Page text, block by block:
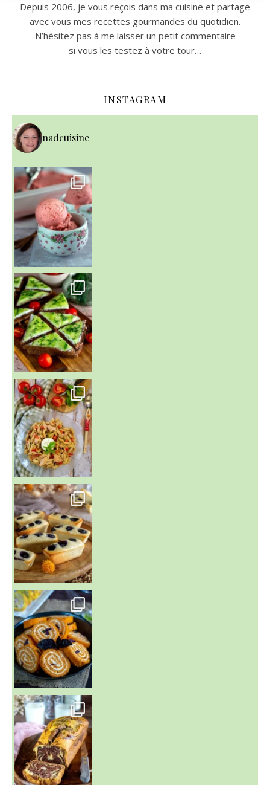
Depuis 2006, je vous reçois dans ma cuisine et partage
avec vous mes recettes gourmandes du quotidien.
N’hésitez pas à me laisser un petit commentaire
si vous les testez à votre tour…
INSTAGRAM
nadcuisine
~ NICE CREAM À LA FRAISE ~
Presque un mois que
~ SALADE DE PÂTES AUX DEUX TOMATES THON ET BURRA
~ FINANCIERS MYRTILLES ET CITRON ~
Aujourd'hu